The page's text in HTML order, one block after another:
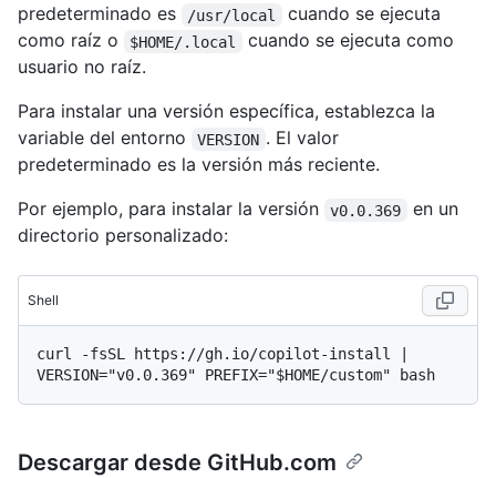
predeterminado es
/usr/local
cuando se ejecuta
como raíz o
$HOME/.local
cuando se ejecuta como
usuario no raíz.
Para instalar una versión específica, establezca la
variable del entorno
VERSION . El valor
predeterminado es la versión más reciente.
Por ejemplo, para instalar la versión
v0.0.369
en un
directorio personalizado:
Shell
curl -fsSL https://gh.io/copilot-install |
Descargar desde GitHub.com